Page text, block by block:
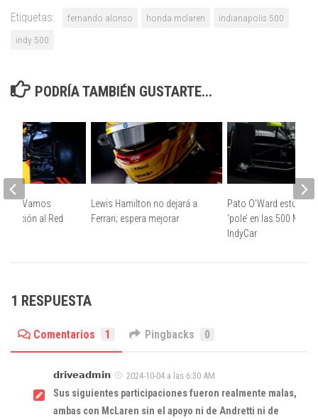
Etiquetas: fernando alonso honda mclaren
indianapolis 500
indy 500
PODRÍA TAMBIÉN GUSTARTE...
Lewis Hamilton no dejará a
Ferrari; espera mejorar
Pato O’Ward estuvo
‘pole’ en las 500 Millas
IndyCar
Vamos
al Red
1 RESPUESTA
Comentarios 1 Pingbacks 0
𝗱𝗿𝗶𝘃𝗲𝗮𝗱𝗺𝗶𝗻 2024-10-04 a las 6:30 AM
Sus siguientes participaciones fueron realmente malas,
ambas con McLaren sin el apoyo ni de Andretti ni de